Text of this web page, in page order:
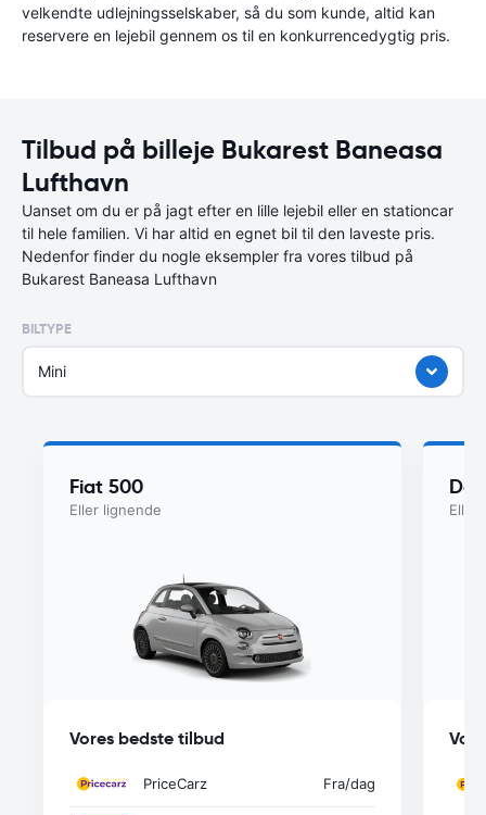
velkendte udlejningsselskaber, så du som kunde, altid kan
reservere en lejebil gennem os til en konkurrencedygtig pris.
Tilbud på billeje Bukarest Baneasa
Lufthavn
Uanset om du er på jagt efter en lille lejebil eller en stationcar
til hele familien. Vi har altid en egnet bil til den laveste pris.
Nedenfor finder du nogle eksempler fra vores tilbud på
Bukarest Baneasa Lufthavn
BILTYPE
Mini
Fiat 500
Eller lignende
Vores bedste tilbud
PriceCarz Fra/dag
Eller